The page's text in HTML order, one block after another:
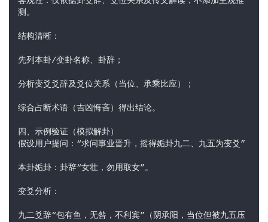
测。
结构清晰：
先列本卦/变卦名称、卦辞；
分析变爻爻辞及爻位关系（当位、承乘比应）；
综合占断术语（吉凶悔吝）得出结论。
四、示例验证（模拟解卦）
假设用户提问：“求问事业晋升，摇得姤卦九二、九五为变爻”
本卦姤卦：卦辞“女壮，勿用取女”。
变爻分析：
九二爻辞“包有鱼，无咎，不利宾”（阴承阳，当位但被九五压